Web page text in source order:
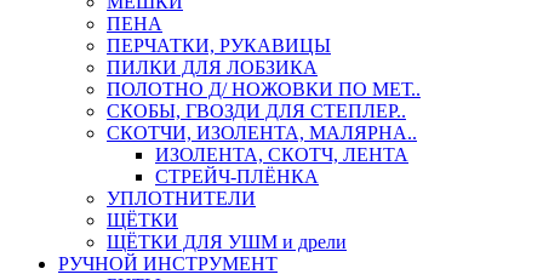
ПЕНА
ПЕРЧАТКИ, РУКАВИЦЫ
ПИЛКИ ДЛЯ ЛОБЗИКА
ПОЛОТНО Д/ НОЖОВКИ ПО МЕТ..
СКОБЫ, ГВОЗДИ ДЛЯ СТЕПЛЕР..
СКОТЧИ, ИЗОЛЕНТА, МАЛЯРНА..
ИЗОЛЕНТА, СКОТЧ, ЛЕНТА
СТРЕЙЧ-ПЛЁНКА
УПЛОТНИТЕЛИ
ЩЁТКИ
ЩЁТКИ ДЛЯ УШМ и дрели
РУЧНОЙ ИНСТРУМЕНТ